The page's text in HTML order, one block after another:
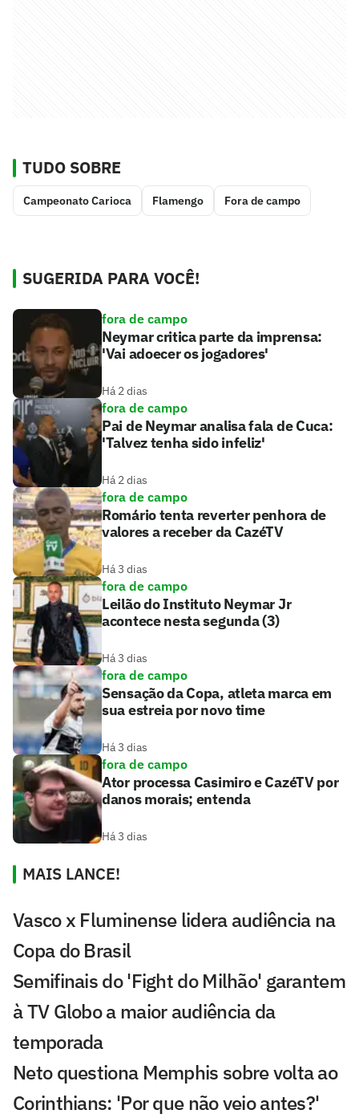
TUDO SOBRE
Campeonato Carioca Flamengo Fora de campo
SUGERIDA PARA VOCÊ!
fora de campo
Neymar critica parte da imprensa:
'Vai adoecer os jogadores'
Há 2 dias
fora de campo
Pai de Neymar analisa fala de Cuca:
'Talvez tenha sido infeliz'
Há 2 dias
fora de campo
Romário tenta reverter penhora de
valores a receber da CazéTV
Há 3 dias
fora de campo
Leilão do Instituto Neymar Jr
acontece nesta segunda (3)
Há 3 dias
fora de campo
Sensação da Copa, atleta marca em
sua estreia por novo time
Há 3 dias
fora de campo
Ator processa Casimiro e CazéTV por
danos morais; entenda
Há 3 dias
MAIS LANCE!
Vasco x Fluminense lidera audiência na
Copa do Brasil
Semifinais do 'Fight do Milhão' garantem
à TV Globo a maior audiência da
temporada
Neto questiona Memphis sobre volta ao
Corinthians: 'Por que não veio antes?'